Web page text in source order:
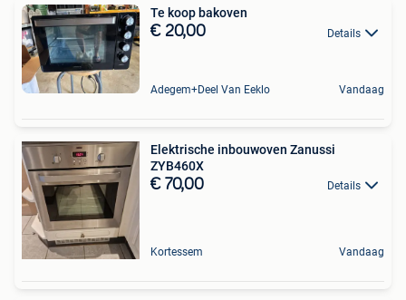
Te koop bakoven
€ 20,00 Details
Adegem+Deel Van Eeklo Vandaag
Elektrische inbouwoven Zanussi
ZYB460X
€ 70,00 Details
Kortessem Vandaag